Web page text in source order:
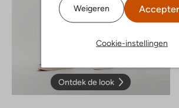
Weigeren
Cookie-instellingen
Ontdek de look